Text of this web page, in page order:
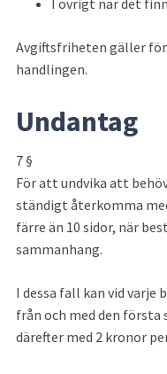
Avgiftsfriheten gäller för
handlingen.
Undantag
7 §
För att undvika att
ständigt återkomma
färre än 10 sidor, när
sammanhang.
I dessa fall kan vid
från och med den första
därefter med 2 kronor